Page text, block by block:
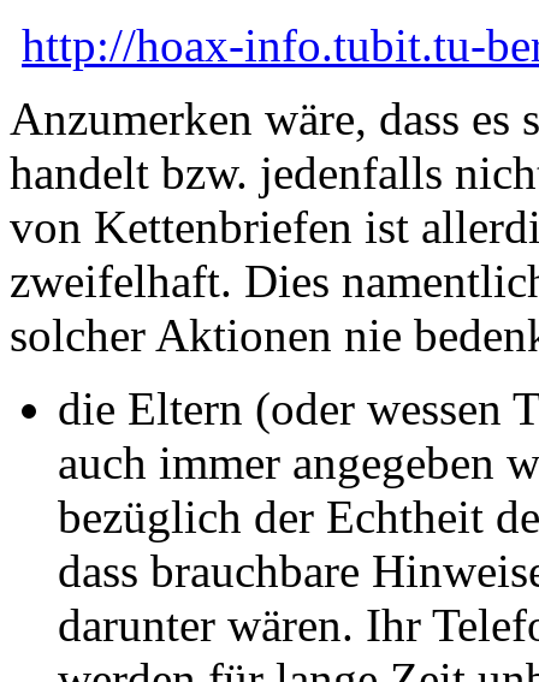
http://hoax-info.tubit.tu-
Anzumerken wäre, dass
handelt bzw. jedenfalls
von Kettenbriefen ist
zweifelhaft. Dies
solcher Aktionen nie
die Eltern (oder wessen
auch immer angegeben
bezüglich der Echtheit
dass brauchbare
darunter wären. Ihr